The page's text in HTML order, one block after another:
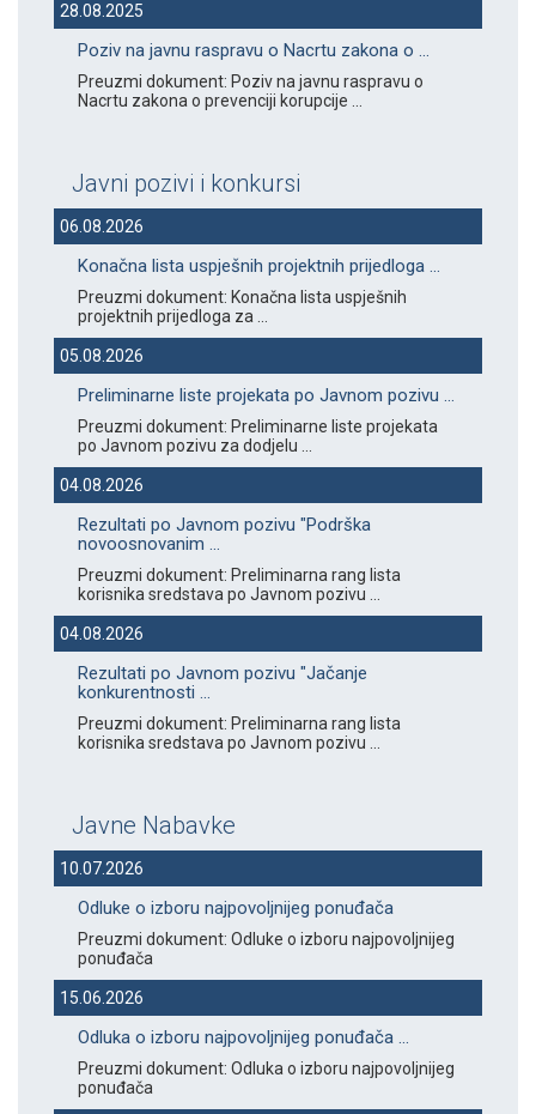
28.08.2025
Poziv na javnu raspravu o Nacrtu zakona o ...
Preuzmi dokument: Poziv na javnu raspravu o
Nacrtu zakona o prevenciji korupcije ...
Javni pozivi i konkursi
06.08.2026
Konačna lista uspješnih projektnih prijedloga ...
Preuzmi dokument: Konačna lista uspješnih
projektnih prijedloga za ...
05.08.2026
Preliminarne liste projekata po Javnom pozivu ...
Preuzmi dokument: Preliminarne liste projekata
po Javnom pozivu za dodjelu ...
04.08.2026
Rezultati po Javnom pozivu "Podrška
novoosnovanim ...
Preuzmi dokument: Preliminarna rang lista
korisnika sredstava po Javnom pozivu ...
04.08.2026
Rezultati po Javnom pozivu "Jačanje
konkurentnosti ...
Preuzmi dokument: Preliminarna rang lista
korisnika sredstava po Javnom pozivu ...
Javne Nabavke
10.07.2026
Odluke o izboru najpovoljnijeg ponuđača
Preuzmi dokument: Odluke o izboru najpovoljnijeg
ponuđača
15.06.2026
Odluka o izboru najpovoljnijeg ponuđača ...
Preuzmi dokument: Odluka o izboru najpovoljnijeg
ponuđača